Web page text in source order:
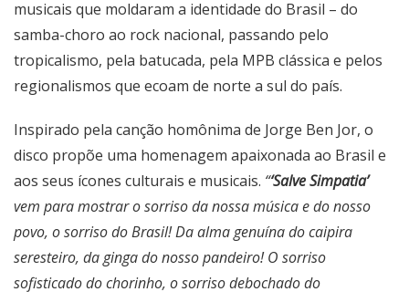
musicais que moldaram a identidade do Brasil – do
samba-choro ao rock nacional, passando pelo
tropicalismo, pela batucada, pela MPB clássica e pelos
regionalismos que ecoam de norte a sul do país.
Inspirado pela canção homônima de Jorge Ben Jor, o
disco propõe uma homenagem apaixonada ao Brasil e
aos seus ícones culturais e musicais. “‘Salve Simpatia’
vem para mostrar o sorriso da nossa música e do nosso
povo, o sorriso do Brasil! Da alma genuína do caipira
seresteiro, da ginga do nosso pandeiro! O sorriso
sofisticado do chorinho, o sorriso debochado do